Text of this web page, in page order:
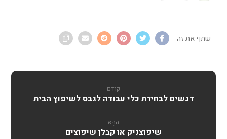
קודם
דגשים לבחירת כלי עבודה לגבס לשיפוץ הבית
הַבָּא
שיפוצניק או קבלן שיפוצים